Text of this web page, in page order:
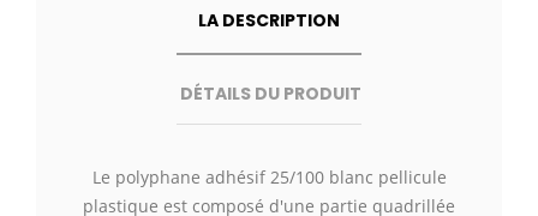
LA DESCRIPTION
DÉTAILS DU PRODUIT
Le polyphane adhésif 25/100 blanc pellicule
plastique est composé d'une partie quadrillée